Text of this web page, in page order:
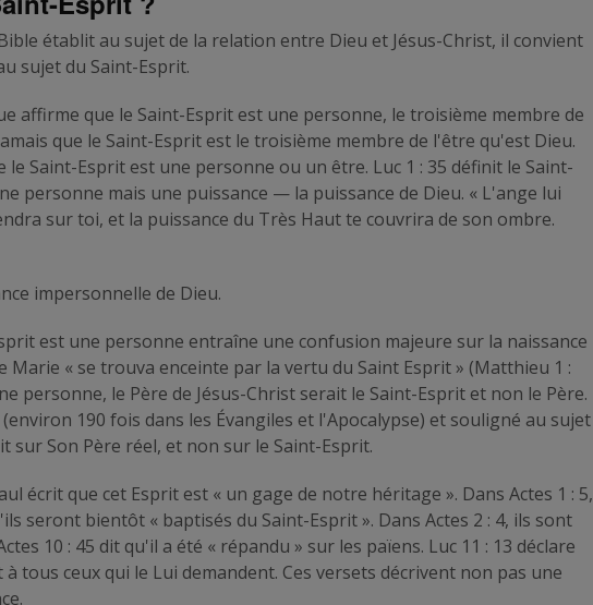
établit au sujet de la relation entre Dieu et Jésus-Christ, il convient
sujet du Saint-Esprit.
affirme que le Saint-Esprit est une personne, le troisième membre de
que le Saint-Esprit est le troisième membre de l'être qu'est Dieu.
le Saint-Esprit est une personne ou un être. Luc 1 : 35 définit le Saint-
personne mais une puissance — la puissance de Dieu. « L'ange lui
sur toi, et la puissance du Très Haut te couvrira de son ombre.
impersonnelle de Dieu.
est une personne entraîne une confusion majeure sur la naissance
Marie « se trouva enceinte par la vertu du Saint Esprit » (Matthieu 1 :
personne, le Père de Jésus-Christ serait le Saint-Esprit et non le Père.
(environ 190 fois dans les Évangiles et l'Apocalypse) et souligné au sujet
sur Son Père réel, et non sur le Saint-Esprit.
écrit que cet Esprit est « un gage de notre héritage ». Dans Actes 1 : 5,
seront bientôt « baptisés du Saint-Esprit ». Dans Actes 2 : 4, ils sont
10 : 45 dit qu'il a été « répandu » sur les païens. Luc 11 : 13 déclare
tous ceux qui le Lui demandent. Ces versets décrivent non pas une